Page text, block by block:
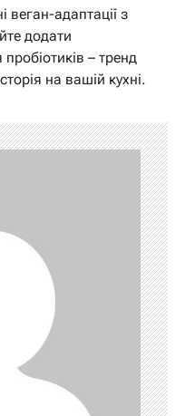
веган-адаптації з
додати
– тренд
на вашій кухні.